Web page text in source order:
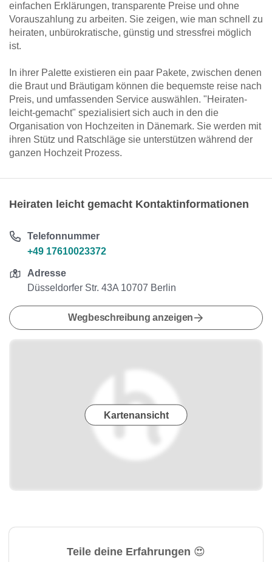
einfachen Erklärungen, transparente Preise und ohne
Vorauszahlung zu arbeiten. Sie zeigen, wie man schnell zu
heiraten, unbürokratische, günstig und stressfrei möglich
ist.
In ihrer Palette existieren ein paar Pakete, zwischen denen
die Braut und Bräutigam können die bequemste reise nach
Preis, und umfassenden Service auswählen. "Heiraten-
leicht-gemacht" spezialisiert sich auch in den die
Organisation von Hochzeiten in Dänemark. Sie werden mit
ihren Stütz und Ratschläge sie unterstützen während der
ganzen Hochzeit Prozess.
Heiraten leicht gemacht Kontaktinformationen
Telefonnummer
+49 17610023372
Adresse
Düsseldorfer Str. 43A 10707 Berlin
Wegbeschreibung anzeigen
Kartenansicht
Teile deine Erfahrungen 😍